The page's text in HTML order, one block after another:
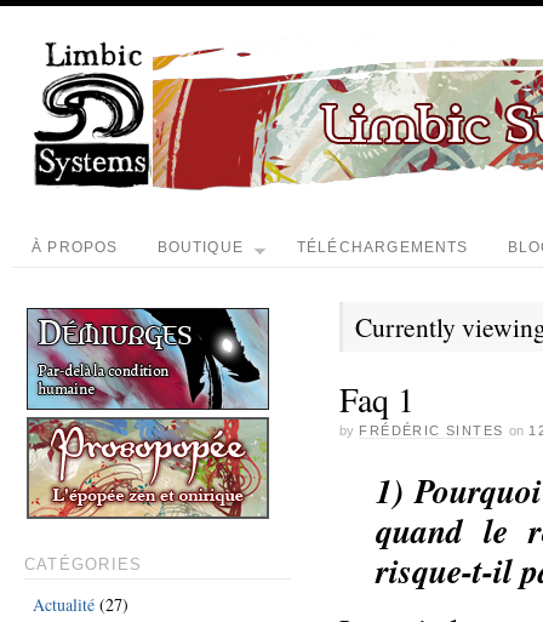
À PROPOS BOUTIQUE TÉLÉCHARGEMENTS
Currently
Faq 1
by FRÉDÉRIC SINTES on
1)
quand le
risque-t-il
CATÉGORIES
Actualité (27)